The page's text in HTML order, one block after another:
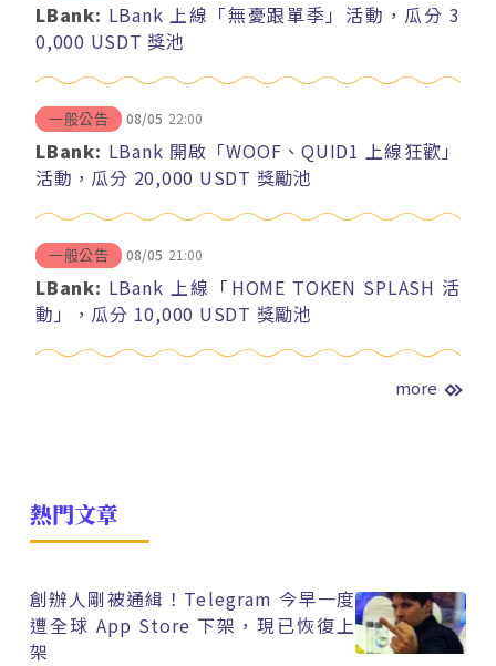
LBank: LBank 上線「無憂跟單季」活動，瓜分 3
0,000 USDT 獎池
一般公告 08/05 22:00
LBank: LBank 開啟「WOOF、QUID1 上線狂歡」
活動，瓜分 20,000 USDT 獎勵池
一般公告 08/05 21:00
LBank: LBank 上線「HOME TOKEN SPLASH 活
動」，瓜分 10,000 USDT 獎勵池
more
熱門文章
創辦人剛被通緝！Telegram 今早一度
遭全球 App Store 下架，現已恢復上
架